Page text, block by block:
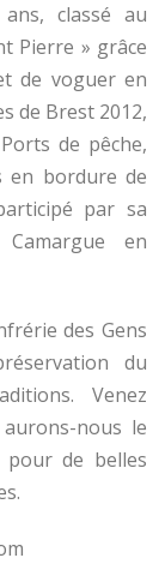
classé au
Pierre » grâce
de voguer en
de Brest 2012,
de pêche,
en bordure de
par sa
en
des Gens
du
Venez
nous le
de belles